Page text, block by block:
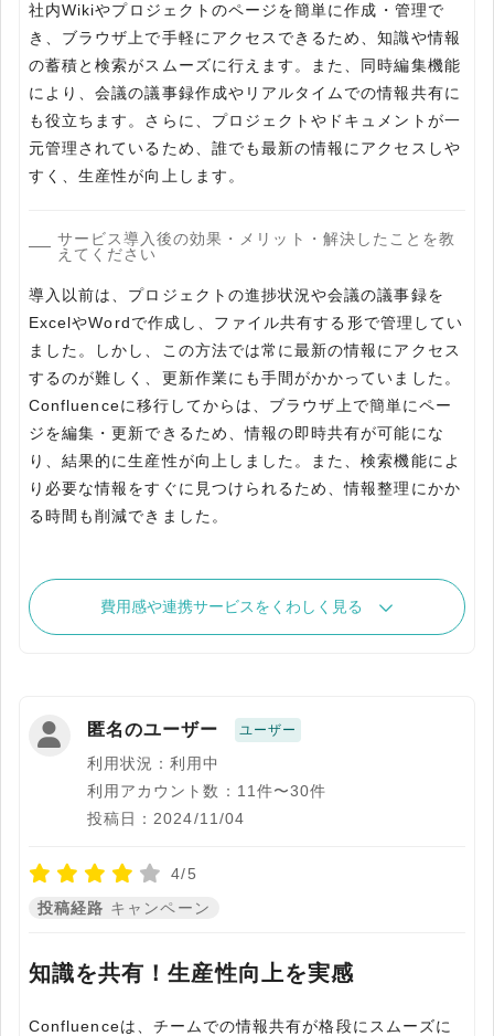
社内Wikiやプロジェクトのページを簡単に作成・管理で
き、ブラウザ上で手軽にアクセスできるため、知識や情報
の蓄積と検索がスムーズに行えます。また、同時編集機能
により、会議の議事録作成やリアルタイムでの情報共有に
も役立ちます。さらに、プロジェクトやドキュメントが一
元管理されているため、誰でも最新の情報にアクセスしや
すく、生産性が向上します。
サービス導入後の効果・メリット・解決したことを教
えてください
導入以前は、プロジェクトの進捗状況や会議の議事録を
ExcelやWordで作成し、ファイル共有する形で管理してい
ました。しかし、この方法では常に最新の情報にアクセス
するのが難しく、更新作業にも手間がかかっていました。
Confluenceに移行してからは、ブラウザ上で簡単にペー
ジを編集・更新できるため、情報の即時共有が可能にな
り、結果的に生産性が向上しました。また、検索機能によ
り必要な情報をすぐに見つけられるため、情報整理にかか
る時間も削減できました。
費用感や連携サービスをくわしく見る
匿名のユーザー ユーザー
利用状況：利用中
利用アカウント数：11件〜30件
投稿日：2024/11/04
4/5
投稿経路 キャンペーン
知識を共有！生産性向上を実感
Confluenceは、チームでの情報共有が格段にスムーズに